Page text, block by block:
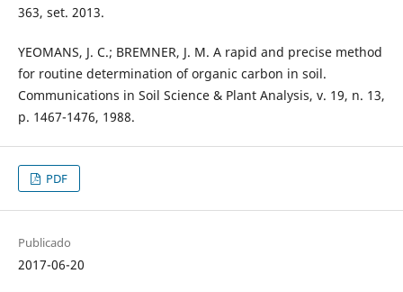
363, set. 2013.
YEOMANS, J. C.; BREMNER, J. M. A rapid and precise method
for routine determination of organic carbon in soil.
Communications in Soil Science & Plant Analysis, v. 19, n. 13,
p. 1467-1476, 1988.
PDF
Publicado
2017-06-20